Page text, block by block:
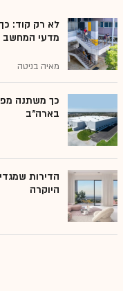
מדעי המחשב
מאיה בניטה
כך משתנה
בארה"ב
הדירות
היוקרה